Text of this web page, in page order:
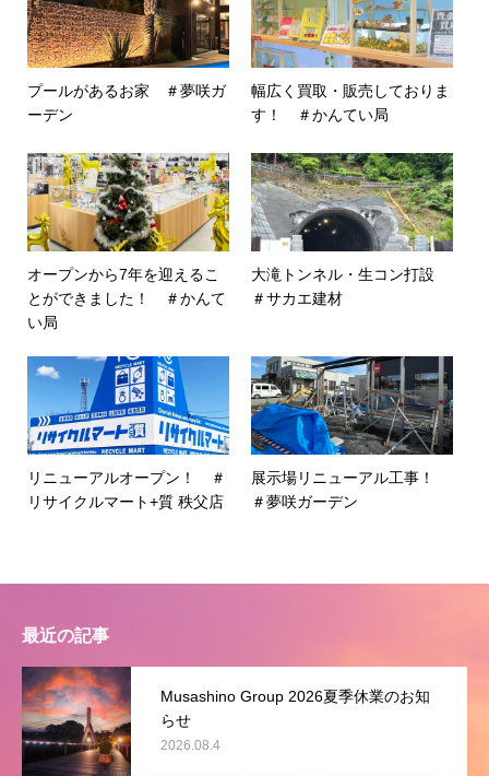
プールがあるお家 ＃夢咲ガ
ーデン
幅広く買取・販売しておりま
す！ ＃かんてい局
オープンから7年を迎えるこ
とができました！ ＃かんて
い局
大滝トンネル・生コン打設
＃サカエ建材
リニューアルオープン！ ＃
リサイクルマート+質 秩父店
展示場リニューアル工事！
＃夢咲ガーデン
最近の記事
Musashino Group 2026夏季休業のお知
らせ
2026.08.4